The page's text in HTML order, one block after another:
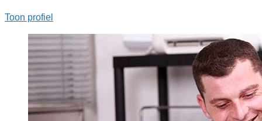
Toon profiel